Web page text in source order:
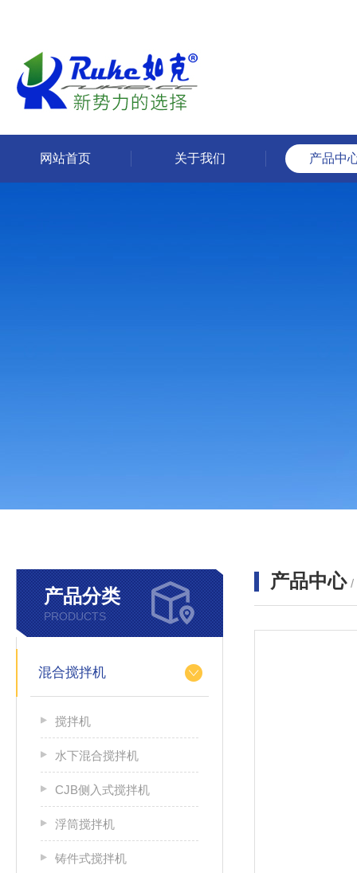
网站首页 关于我们 产品中
产品分类
PRODUCTS
混合搅拌机
搅拌机
水下混合搅拌机
CJB侧入式搅拌机
浮筒搅拌机
铸件式搅拌机
产品中心 /